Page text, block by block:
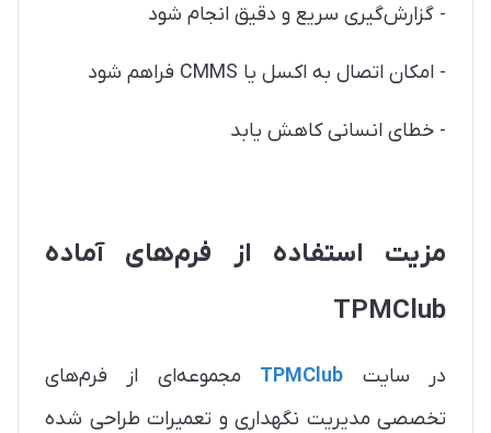
- گزارش‌گیری سریع و دقیق انجام شود
- امکان اتصال به اکسل یا CMMS فراهم شود
- خطای انسانی کاهش یابد
مزیت استفاده از فرم‌های آماده
TPMClub
در سایت TPMClub مجموعه‌ای از فرم‌های
تخصصی مدیریت نگهداری و تعمیرات طراحی شده